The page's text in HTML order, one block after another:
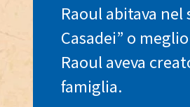
Raoul abitava
Casadei” o
Raoul aveva
famiglia.